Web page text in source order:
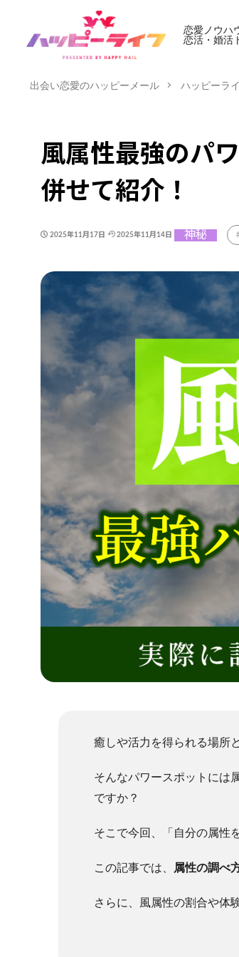
恋愛ノウハ
恋活・婚活
出会い恋愛のハッピーメール ハッピーラ
風属性最強のパ
併せて紹介！
2025年11月17日 2025年11月14日 神秘
癒しや活力を得られる場所
そんなパワースポットには
ですか？
そこで今回、「自分の属性
この記事では、 属性の調べ
さらに、風属性の割合や体